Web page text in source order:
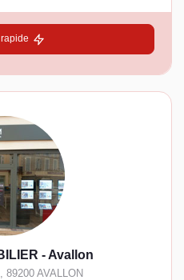
- Avallon
89200 AVALLON